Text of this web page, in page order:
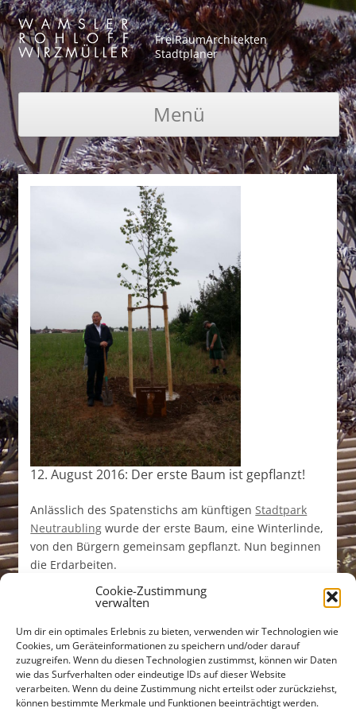
Cookie-Zustimmung
verwalten
Um dir ein optimales Erlebnis zu bieten, verwenden wir Technologien wie
Cookies, um Geräteinformationen zu speichern und/oder darauf
zuzugreifen. Wenn du diesen Technologien zustimmst, können wir Daten
wie das Surfverhalten oder eindeutige IDs auf dieser Website
verarbeiten. Wenn du deine Zustimmung nicht erteilst oder zurückziehst,
können bestimmte Merkmale und Funktionen beeinträchtigt werden.
FreiRaumArchitekten
Stadtplaner
Menü
Zum Inhalt springen
12. August 2016: Der erste Baum ist gepflanzt!
Anlässlich des Spatenstichs am künftigenStadtpark
Neutraubling wurde der erste Baum, eine Winterlinde,
von den Bürgern gemeinsam gepflanzt. Nun beginnen
die Erdarbeiten.
Untere Bachgasse 15